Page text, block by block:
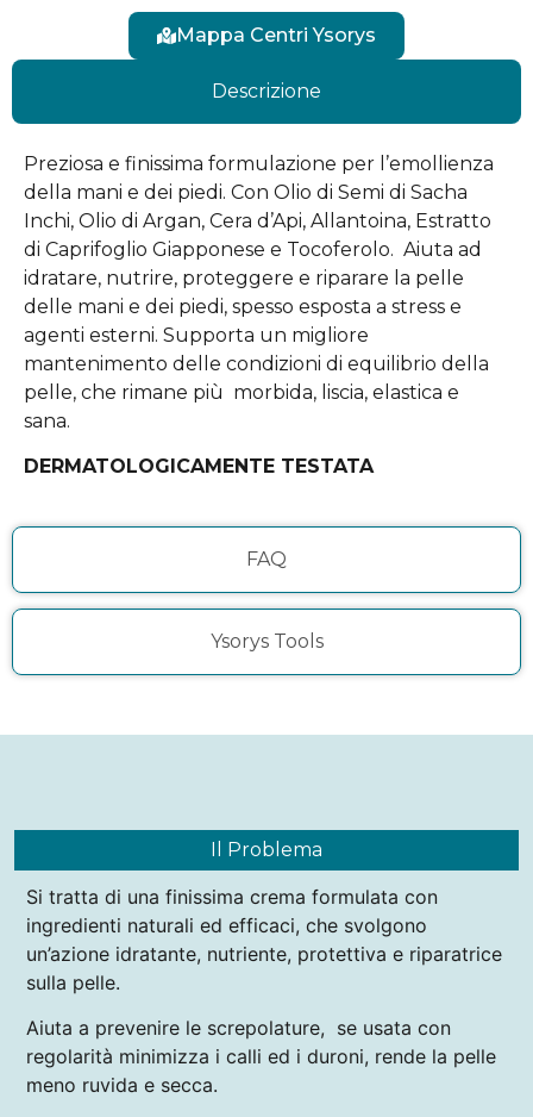
Mappa Centri Ysorys
Descrizione
FAQ
Ysorys Tools
Preziosa e finissima formulazione per l’emollienza
della mani e dei piedi. Con Olio di Semi di Sacha
Inchi, Olio di Argan, Cera d’Api, Allantoina, Estratto
di Caprifoglio Giapponese e Tocoferolo. Aiuta ad
idratare, nutrire, proteggere e riparare la pelle
delle mani e dei piedi, spesso esposta a stress e
agenti esterni. Supporta un migliore
mantenimento delle condizioni di equilibrio della
pelle, che rimane più morbida, liscia, elastica e
sana.
DERMATOLOGICAMENTE TESTATA
Il Problema
Si tratta di una finissima crema formulata con
ingredienti naturali ed efficaci, che svolgono
un’azione idratante, nutriente, protettiva e riparatrice
sulla pelle.
Aiuta a prevenire le screpolature, se usata con
regolarità minimizza i calli ed i duroni, rende la pelle
meno ruvida e secca.